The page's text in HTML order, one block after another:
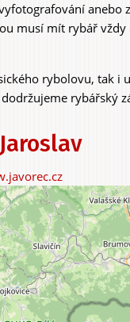
anebo
musí mít rybář vždy
rybolovu, tak i
rybářský